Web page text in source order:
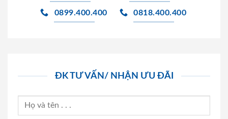
0899.400.400 0818.400.400
ĐK TƯ VẤN/ NHẬN ƯU ĐÃI